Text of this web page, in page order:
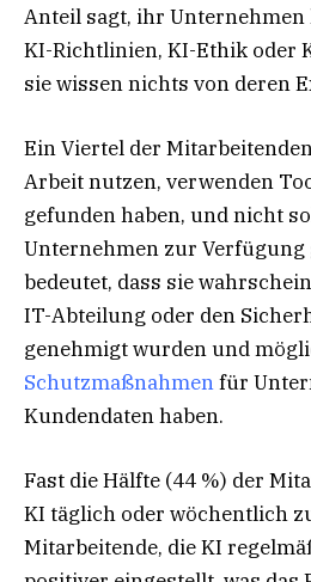
Anteil sagt, ihr Unternehmen
KI-Richtlinien, KI-Ethik oder
sie wissen nichts von deren
Ein Viertel der
Arbeit nutzen, verwenden
gefunden haben, und nicht
Unternehmen zur Verfügung
bedeutet, dass sie
IT-Abteilung oder den
genehmigt wurden und
Schutzmaßnahmenfür
Kundendaten haben.
Fast die Hälfte (44 %) der
KI täglich oder wöchentlich
Mitarbeitende, die KI